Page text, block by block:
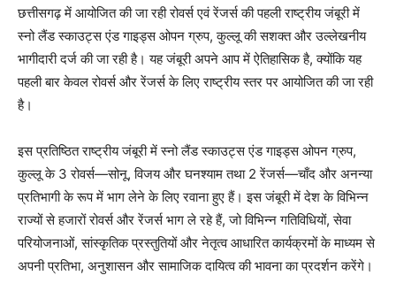
छत्तीसगढ़ में आयोजित की जा रही रोवर्स एवं रेंजर्स की पहली राष्ट्रीय जंबूरी में
स्नो लैंड स्काउट्स एंड गाइड्स ओपन ग्रुप, कुल्लू की सशक्त और उल्लेखनीय
भागीदारी दर्ज की जा रही है। यह जंबूरी अपने आप में ऐतिहासिक है, क्योंकि यह
पहली बार केवल रोवर्स और रेंजर्स के लिए राष्ट्रीय स्तर पर आयोजित की जा रही
है।
इस प्रतिष्ठित राष्ट्रीय जंबूरी में स्नो लैंड स्काउट्स एंड गाइड्स ओपन ग्रुप,
कुल्लू के 3 रोवर्स—सोनू, विजय और घनश्याम तथा 2 रेंजर्स—चाँद और अनन्या
प्रतिभागी के रूप में भाग लेने के लिए रवाना हुए हैं। इस जंबूरी में देश के विभिन्न
राज्यों से हजारों रोवर्स और रेंजर्स भाग ले रहे हैं, जो विभिन्न गतिविधियों, सेवा
परियोजनाओं, सांस्कृतिक प्रस्तुतियों और नेतृत्व आधारित कार्यक्रमों के माध्यम से
अपनी प्रतिभा, अनुशासन और सामाजिक दायित्व की भावना का प्रदर्शन करेंगे।